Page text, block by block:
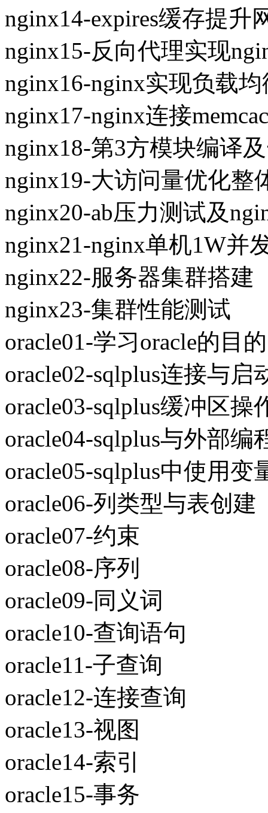
nginx14-expires缓存提升
nginx15-反向代理实现
nginx16-nginx实现负载均
nginx17-nginx连接
nginx18-第3方模块编译
nginx19-大访问量优化整
nginx20-ab压力测试及
nginx21-nginx单机1W并
nginx22-服务器集群搭建
nginx23-集群性能测试
oracle01-学习oracle的目的
oracle02-sqlplus连接与启
oracle03-sqlplus缓冲区操
oracle04-sqlplus与外部编
oracle05-sqlplus中使用变
oracle06-列类型与表创建
oracle07-约束
oracle08-序列
oracle09-同义词
oracle10-查询语句
oracle11-子查询
oracle12-连接查询
oracle13-视图
oracle14-索引
oracle15-事务